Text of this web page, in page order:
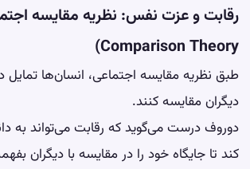
Comparison Theory)
طبق نظریه مقایسه اجتماعی، انسان‌ها تمایل
دیگران مقایسه کنند.
دوروف درست می‌گوید که رقابت می‌تواند به
کند تا جایگاه خود را در مقایسه با دیگران